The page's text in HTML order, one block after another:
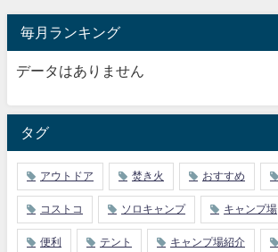
毎月ランキング
データはありません
タグ
アウトドア 焚き火 おすすめ
コストコ ソロキャンプ キャンプ場
便利 テント キャンプ場紹介